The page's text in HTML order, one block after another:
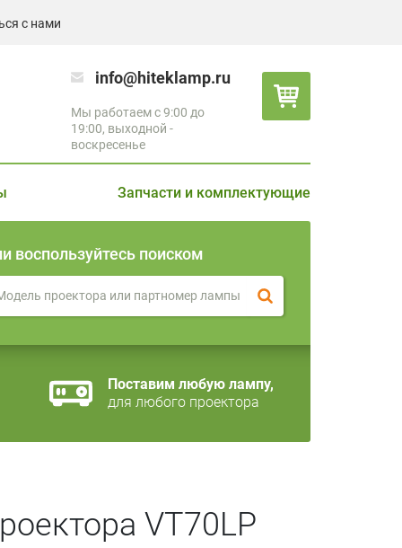
с нами
info@hiteklamp.ru
Мы работаем с 9:00 до
19:00, выходной -
воскресенье
Запчасти и комплектующие
воспользуйтесь поиском
Поставим любую лампу,
для любого проектора
VT70LP